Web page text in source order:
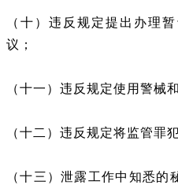
（十）违反规定提出办理
议；
（十一）违反规定使用警械
（十二）违反规定将监管罪
（十三）泄露工作中知悉